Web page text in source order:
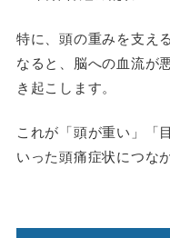
特に、頭の重みを支え
なると、脳への血流が
き起こします。
これが「頭が重い」「
いった頭痛症状につな